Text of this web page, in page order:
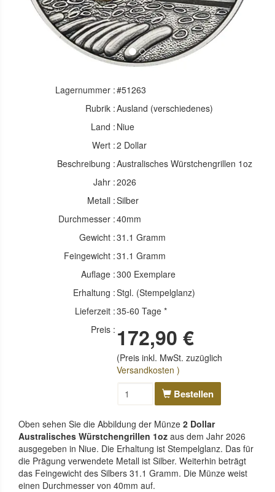
Lagernummer :#51263
Rubrik :Ausland (verschiedenes)
Land : Niue
Wert :2 Dollar
Beschreibung :Australisches Würstchengrillen 1oz
Jahr :2026
Metall :Silber
Durchmesser :40mm
Gewicht :31.1 Gramm
Feingewicht :31.1 Gramm
Auflage :300 Exemplare
Erhaltung :Stgl. (Stempelglanz)
Lieferzeit :35-60 Tage *
Preis : 172,90 €
(Preis inkl. MwSt. zuzüglich
Versandkosten )
Bestellen
Oben sehen Sie die Abbildung der Münze 2 Dollar
Australisches Würstchengrillen 1oz aus dem Jahr 2026
ausgegeben in Niue. Die Erhaltung ist Stempelglanz. Das für
die Prägung verwendete Metall ist Silber. Weiterhin beträgt
das Feingewicht des Silbers 31.1 Gramm. Die Münze weist
einen Durchmesser von 40mm auf.